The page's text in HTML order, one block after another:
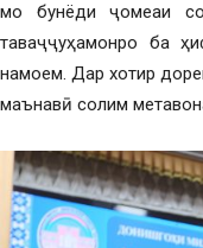
мо бунёди ҷомеаи
таваҷҷуҳамонро ба
намоем. Дар хотир
маънавӣ солим